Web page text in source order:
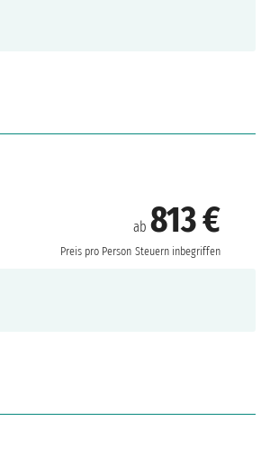
ab813 €
Preis pro Person Steuern inbegriffen